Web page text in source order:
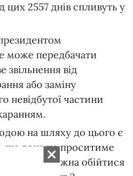
цих 2557 днів спливуть у
може передбачати
звільнення від
або заміну
невідбутої частини
на шляху до цього є
що вона не проситиме
можна обійтися